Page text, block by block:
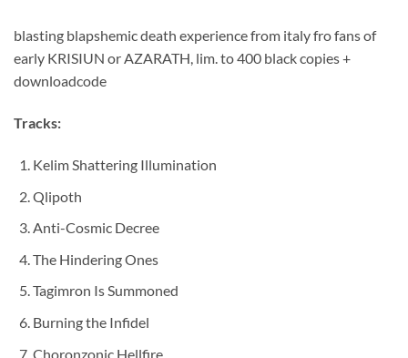
blasting blapshemic death experience from italy fro fans of
early KRISIUN or AZARATH, lim. to 400 black copies +
downloadcode
Tracks:
Kelim Shattering Illumination
Qlipoth
Anti-Cosmic Decree
The Hindering Ones
Tagimron Is Summoned
Burning the Infidel
Choronzonic Hellfire